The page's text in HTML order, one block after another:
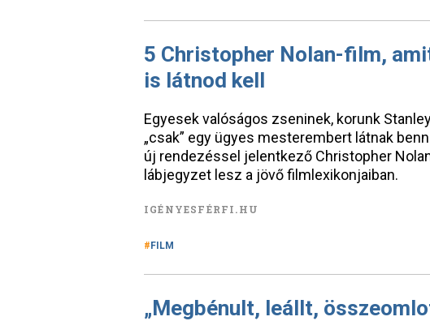
5 Christopher Nolan-film,
is látnod kell
Egyesek valóságos zseninek, korunk
„csak” egy ügyes mesterembert látnak
új rendezéssel jelentkező Christopher
lábjegyzet lesz a jövő filmlexikonjaiban.
IGÉNYESFÉRFI.HU
FILM
„Megbénult, leállt,